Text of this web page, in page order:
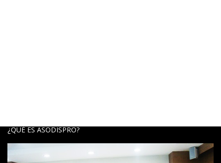
¿QUÉ ES ASODISPRO?